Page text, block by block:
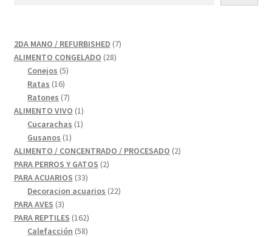
2DA MANO / REFURBISHED 77
ALIMENTO CONGELADO 2828
Conejos 55
Ratas 1616
productos
Ratones 77
productos
ALIMENTO VIVO 11
producto
Cucarachas 11
Gusanos 11
producto
ALIMENTO / CONCENTRADO / PROCESADO 22
PARA PERROS Y GATOS 22
PARA ACUARIOS 3333
productos
Decoracion acuarios 2222
PARA AVES 33
productos
PARA REPTILES 162162
productos
Calefacción 5858